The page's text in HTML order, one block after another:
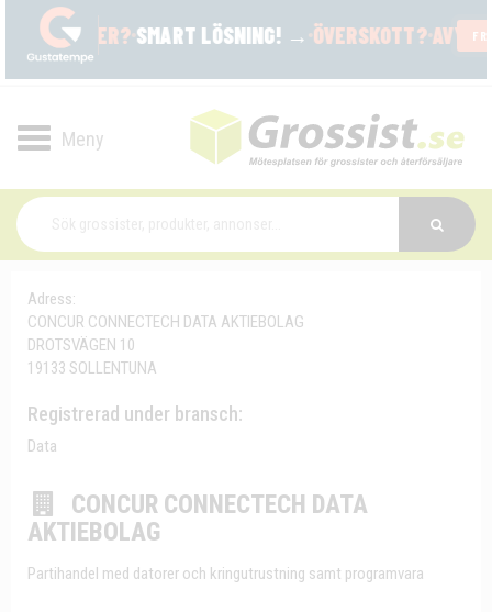
Toggle
Adress:
CONCUR CONNECTECH DATA AKTIEBOLAG
DROTSVÄGEN 10
19133 SOLLENTUNA
Registrerad under bransch:
Data
CONCUR CONNECTECH DATA
AKTIEBOLAG
Partihandel med datorer och kringutrustning samt programvara